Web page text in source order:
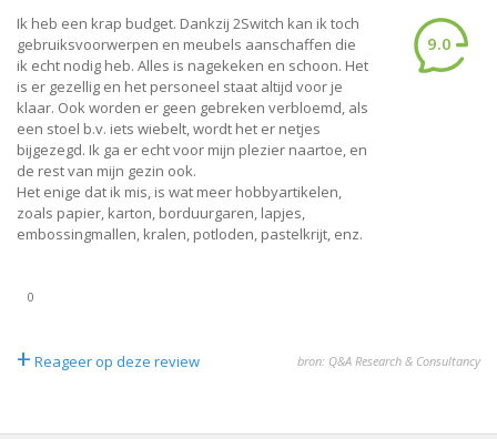
Ik heb een krap budget. Dankzij 2Switch kan ik toch
gebruiksvoorwerpen en meubels aanschaffen die
ik echt nodig heb. Alles is nagekeken en schoon. Het
is er gezellig en het personeel staat altijd voor je
klaar. Ook worden er geen gebreken verbloemd, als
een stoel b.v. iets wiebelt, wordt het er netjes
bijgezegd. Ik ga er echt voor mijn plezier naartoe, en
de rest van mijn gezin ook.
Het enige dat ik mis, is wat meer hobbyartikelen,
zoals papier, karton, borduurgaren, lapjes,
embossingmallen, kralen, potloden, pastelkrijt, enz.
9.0
0
+ Reageer op deze review bron: Q&A Research & Consultancy